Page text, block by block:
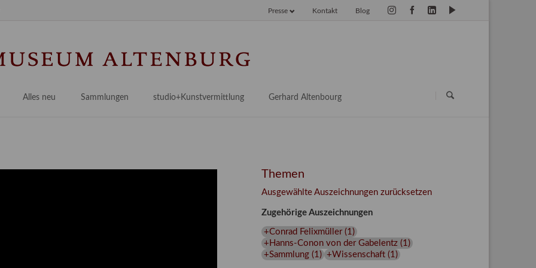
Blog
Kontakt
Presse
Alles neu Sammlungen studio+Kunstvermittlung Gerhard Altenbourg
Themen
Ausgewählte Auszeichnungen zurücksetzen
Zugehörige Auszeichnungen
+Conrad Felixmüller(1 )
+Hanns-Conon von der Gabelentz(1 )
+Sammlung(1 ) +Wissenschaft(1 )